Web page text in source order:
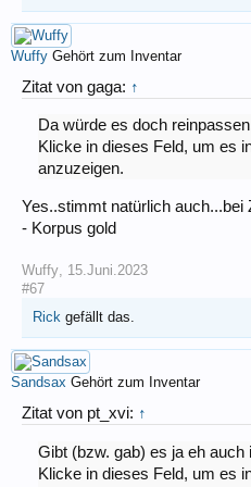
Wuffy Gehört zum Inventar
Zitat von gaga: ↑
Da würde es doch
Klicke in dieses Feld, um es
anzuzeigen.
Yes..stimmt natürlich
- Korpus gold
Wuffy 15.Juni.2023
#67
Rick gefällt das.
Sandsax Gehört zum Inventar
Zitat von pt_xvi: ↑
Gibt (bzw. gab) es ja eh auch
Klicke in dieses Feld, um es